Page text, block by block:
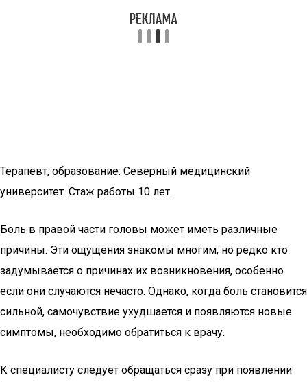
Терапевт, образование: Северный медицинский
университет. Стаж работы 10 лет.
Боль в правой части головы может иметь различные
причины. Эти ощущения знакомы многим, но редко кто
задумывается о причинах их возникновения, особенно
если они случаются нечасто. Однако, когда боль становится
сильной, самочувствие ухудшается и появляются новые
симптомы, необходимо обратиться к врачу.
К специалисту следует обращаться сразу при появлении